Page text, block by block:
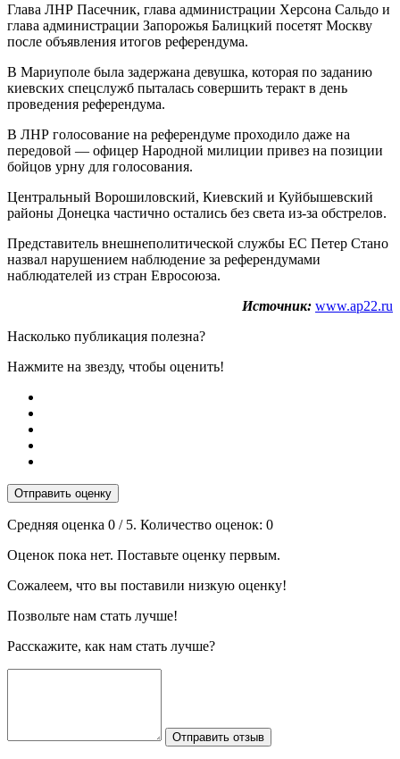
Глава ЛНР Пасечник, глава администрации Херсона Сальдо и
глава администрации Запорожья Балицкий посетят Москву
после объявления итогов референдума.
В Мариуполе была задержана девушка, которая по заданию
киевских спецслужб пыталась совершить теракт в день
проведения референдума.
В ЛНР голосование на референдуме проходило даже на
передовой — офицер Народной милиции привез на позиции
бойцов урну для голосования.
Центральный Ворошиловский, Киевский и Куйбышевский
районы Донецка частично остались без света из-за обстрелов.
Представитель внешнеполитической службы ЕС Петер Стано
назвал нарушением наблюдение за референдумами
наблюдателей из стран Евросоюза.
Источник: www.ap22.ru
Насколько публикация полезна?
Нажмите на звезду, чтобы оценить!
Отправить оценку
Средняя оценка 0 / 5. Количество оценок: 0
Оценок пока нет. Поставьте оценку первым.
Сожалеем, что вы поставили низкую оценку!
Позвольте нам стать лучше!
Расскажите, как нам стать лучше?
Отправить отзыв